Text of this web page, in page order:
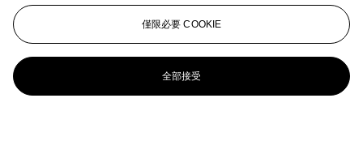
僅限必要 COOKIE
全部接受